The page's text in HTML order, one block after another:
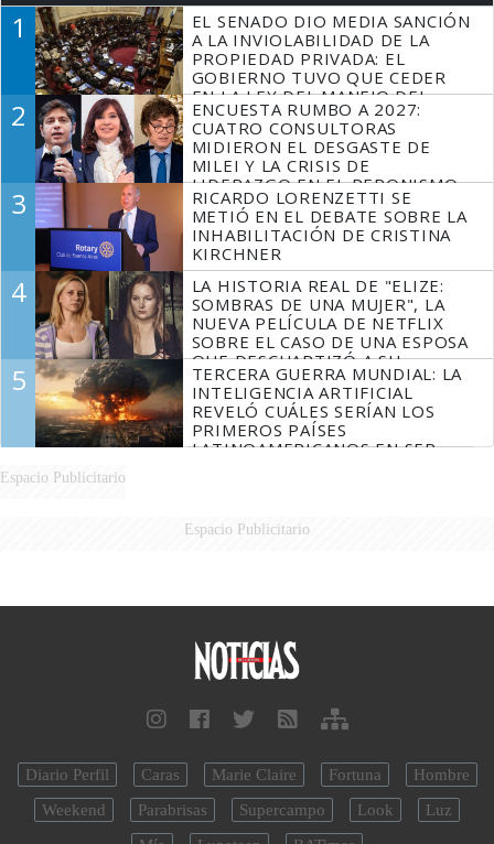
1
EL SENADO DIO MEDIA SANCIÓN
A LA INVIOLABILIDAD DE LA
PROPIEDAD PRIVADA: EL
GOBIERNO TUVO QUE CEDER
EN LA LEY DEL MANEJO DEL
FUEGO
2
ENCUESTA RUMBO A 2027:
CUATRO CONSULTORAS
MIDIERON EL DESGASTE DE
MILEI Y LA CRISIS DE
LIDERAZGO EN EL PERONISMO
3
RICARDO LORENZETTI SE
METIÓ EN EL DEBATE SOBRE LA
INHABILITACIÓN DE CRISTINA
KIRCHNER
4
LA HISTORIA REAL DE "ELIZE:
SOMBRAS DE UNA MUJER", LA
NUEVA PELÍCULA DE NETFLIX
SOBRE EL CASO DE UNA ESPOSA
QUE DESCUARTIZÓ A SU
MARIDO
5
TERCERA GUERRA MUNDIAL: LA
INTELIGENCIA ARTIFICIAL
REVELÓ CUÁLES SERÍAN LOS
PRIMEROS PAÍSES
LATINOAMERICANOS EN SER
Espacio Publicitario
Espacio Publicitario
Diario Perfil Caras Marie Claire Fortuna
Hombre
Weekend
Parabrisas Supercampo Look
Luz